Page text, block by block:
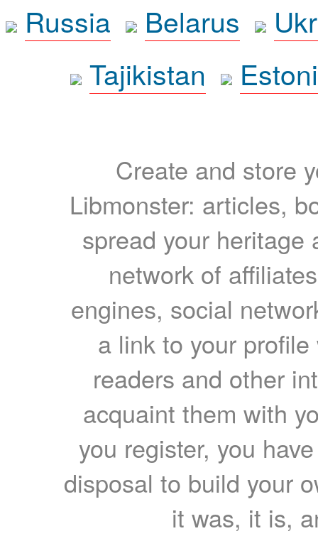
Russia
Belarus
Tajikistan
Create and store
Libmonster: articles,
spread your heritage
network of
engines, social
a link to your
readers and other
acquaint them with
you register, you
disposal to build your
it was, it is,